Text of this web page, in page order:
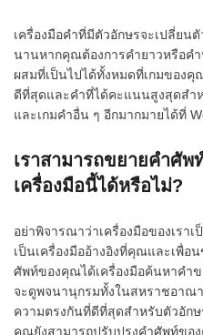
เครื่องมือคำที่มีตัวอักษรจะเปลี่ยน
นานหากคุณต้องการคำยาวหรือค
ผสมที่เป็นไปได้ทั้งหมดที่เกมของ
ดีที่สุดและคำที่ได้คะแนนสูงสุดสำห
และเกมคำอื่น ๆ อีกมากมายได้ที่
เราสามารถขยายคำศัพ
เครื่องมือนี้ได้หรือไม่?
อย่าพิจารณาว่าเครื่องมือของเรา
เป็นเครื่องมืออ้างอิงที่คุณและเพื่อ
ศัพท์ของคุณได้เครื่องมือค้นหาคำข
จะดูพจนานุกรมทั้งในสหราชอาณ
ความตรงกันที่ดีที่สุดสำหรับตัวอัก
คุณยังสามารถปรับปรุงคำศัพท์ขอ